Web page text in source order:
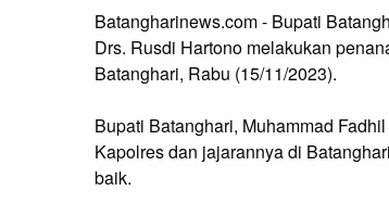
Batangharinews.com - Bupati
Drs. Rusdi Hartono melakukan
Batanghari, Rabu (15/11/2023).
Bupati Batanghari, Muhammad
Kapolres dan jajarannya di
baik.